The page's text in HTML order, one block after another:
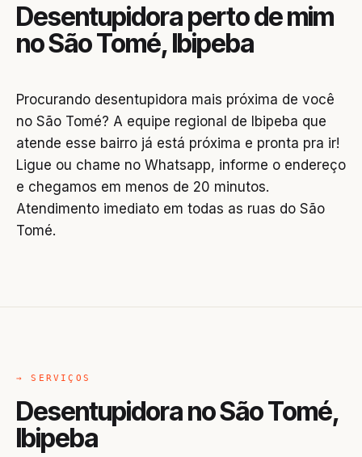
Desentupidora perto de mim
no São Tomé, Ibipeba
Procurando desentupidora mais próxima de você
no São Tomé? A equipe regional de Ibipeba que
atende esse bairro já está próxima e pronta pra ir!
Ligue ou chame no Whatsapp, informe o endereço
e chegamos em menos de 20 minutos.
Atendimento imediato em todas as ruas do São
Tomé.
→ SERVIÇOS
Desentupidora no São Tomé,
Ibipeba